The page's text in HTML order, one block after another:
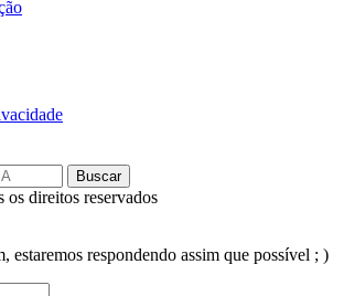
direitos reservados
estaremos respondendo assim que possível ; )